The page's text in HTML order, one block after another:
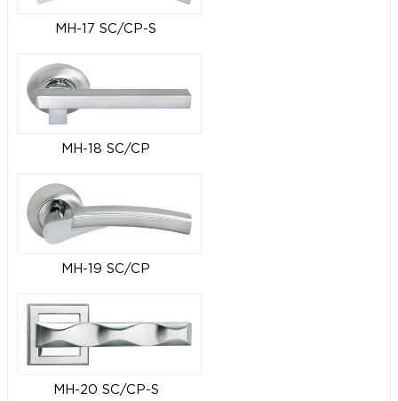
MH-17 SC/CP-S
MH-18 SC/CP
MH-19 SC/CP
MH-20 SC/CP-S